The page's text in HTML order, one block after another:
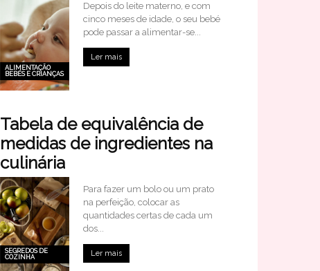
ALIMENTAÇÃO
BEBÉS E CRIANÇAS
Depois do leite materno, e com
cinco meses de idade, o seu bebé
pode passar a alimentar-se...
Ler mais
Tabela de equivalência de
medidas de ingredientes na
culinária
SEGREDOS DE
COZINHA
Para fazer um bolo ou um prato
na perfeição, colocar as
quantidades certas de cada um
dos...
Ler mais